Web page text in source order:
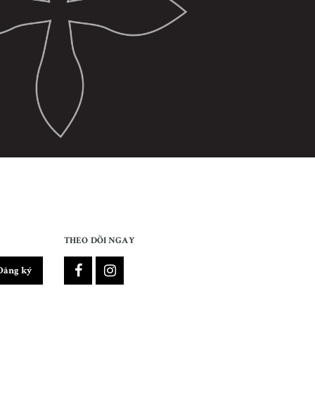
ký
THEO DÕI NGAY